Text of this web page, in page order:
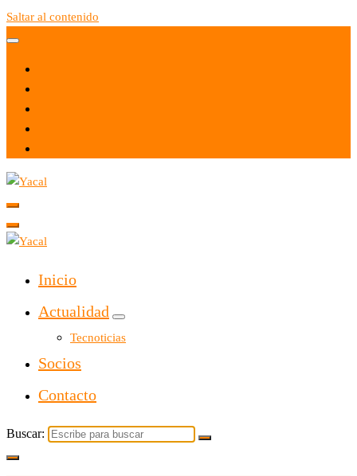
Saltar al contenido
Yacal micro hosting
Inicio
Actualidad
Tecnoticias
Socios
Contacto
Buscar: